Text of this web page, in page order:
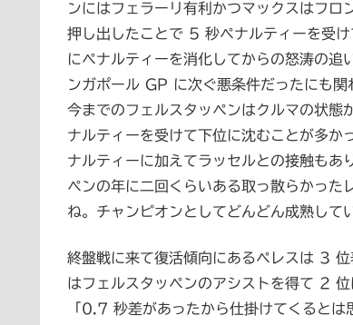
ンにはフェラーリ有利かつマックスはフロ
押し出したことで 5 秒ペナルティーを受
にペナルティーを消化してからの怒涛の追
ンガポール GP に次ぐ悪条件だったにも関
今までのフェルスタッペンはクルマの状態
ナルティーを受けて下位に沈むことが多か
ナルティーに加えてラッセルとの接触もあ
ペンの年に二回くらいある取っ散らかった
ね。チャンピオンとしてどんどん成熟して
終盤戦に来て復活傾向にあるペレスは 3
はフェルスタッペンのアシストを得て 2
「0.7 秒差があったから仕掛けてくると